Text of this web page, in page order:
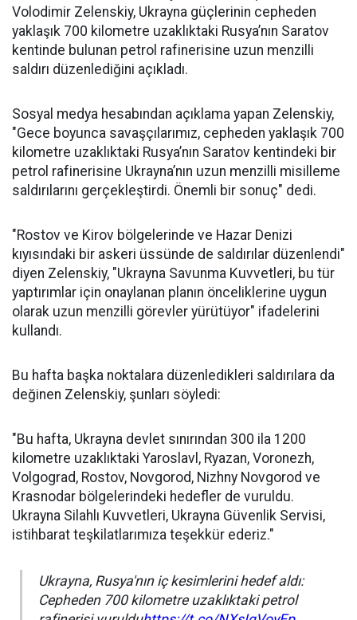
Volodimir Zelenskiy, Ukrayna güçlerinin cepheden
yaklaşık 700 kilometre uzaklıktaki Rusya’nın Saratov
kentinde bulunan petrol rafinerisine uzun menzilli
saldırı düzenlediğini açıkladı.
Sosyal medya hesabından açıklama yapan Zelenskiy,
"Gece boyunca savaşçılarımız, cepheden yaklaşık 700
kilometre uzaklıktaki Rusya’nın Saratov kentindeki bir
petrol rafinerisine Ukrayna’nın uzun menzilli misilleme
saldırılarını gerçekleştirdi. Önemli bir sonuç" dedi.
"Rostov ve Kirov bölgelerinde ve Hazar Denizi
kıyısındaki bir askeri üssünde de saldırılar düzenlendi"
diyen Zelenskiy, "Ukrayna Savunma Kuvvetleri, bu tür
yaptırımlar için onaylanan planın önceliklerine uygun
olarak uzun menzilli görevler yürütüyor" ifadelerini
kullandı.
Bu hafta başka noktalara düzenledikleri saldırılara da
değinen Zelenskiy, şunları söyledi:
"Bu hafta, Ukrayna devlet sınırından 300 ila 1200
kilometre uzaklıktaki Yaroslavl, Ryazan, Voronezh,
Volgograd, Rostov, Novgorod, Nizhny Novgorod ve
Krasnodar bölgelerindeki hedefler de vuruldu.
Ukrayna Silahlı Kuvvetleri, Ukrayna Güvenlik Servisi,
istihbarat teşkilatlarımıza teşekkür ederiz."
Ukrayna, Rusya'nın iç kesimlerini hedef aldı:
Cepheden 700 kilometre uzaklıktaki petrol